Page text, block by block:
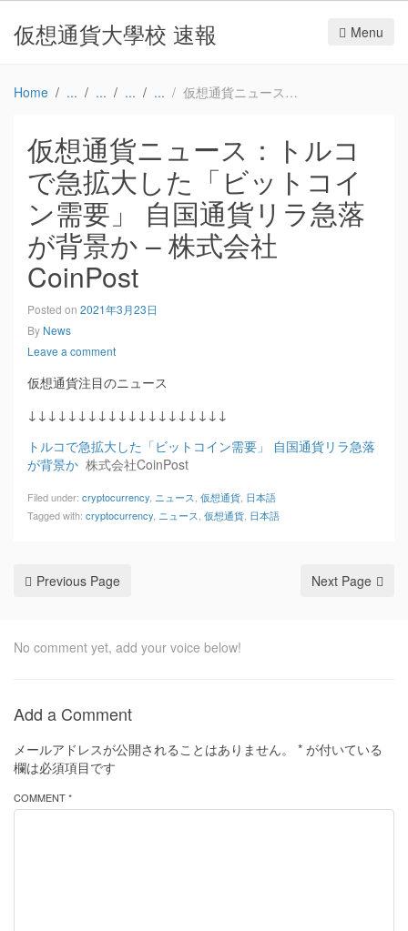
仮想通貨大學校 速報 Menu
Home 仮想通貨ニュース：トルコで急拡大した「ビットコイン需要」 自国通貨リラ急落が背景か – 株式会社CoinPost
仮想通貨ニュース：トルコ
で急拡大した「ビットコイ
ン需要」 自国通貨リラ急落
が背景か – 株式会社
CoinPost
Posted on 2021年3月23日
By News
Leave a comment
仮想通貨注目のニュース
↓↓↓↓↓↓↓↓↓↓↓↓↓↓↓↓↓↓↓↓
トルコで急拡大した「ビットコイン需要」 自国通貨リラ急落
が背景か 株式会社CoinPost
Filed under: cryptocurrency ニュース 仮想通貨 日本語
Tagged with: cryptocurrency ニュース 仮想通貨 日本語
Previous Page Next Page
No comment yet, add your voice below!
Add a Comment
メールアドレスが公開されることはありません。 * が付いている
欄は必須項目です
COMMENT *